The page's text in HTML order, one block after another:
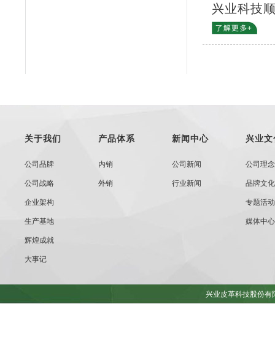
兴业科技
关于我们
公司品牌
公司战略
企业架构
生产基地
辉煌成就
大事记
产品体系
内销
外销
新闻中心
公司新闻
行业新闻
兴业文
公司理念
品牌文化
专题活动
媒体中心
兴业皮革科技股份有